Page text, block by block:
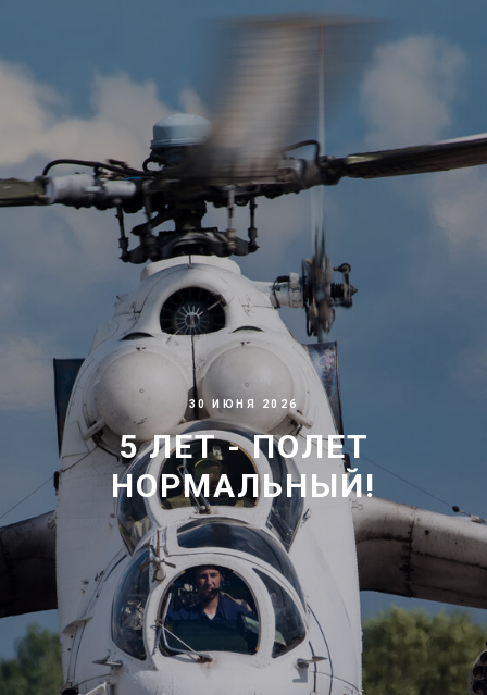
30 ИЮНЯ 2026
5 ЛЕТ - ПОЛЕТ
НОРМАЛЬНЫЙ!